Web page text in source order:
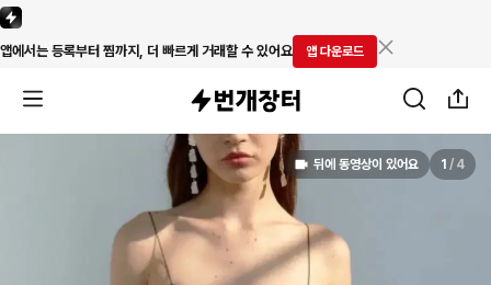
앱에서는 등록부터 찜까지, 더 빠르게 거래할 수 있어요 앱 다운로드
뒤에 동영상이 있어요 1 / 4